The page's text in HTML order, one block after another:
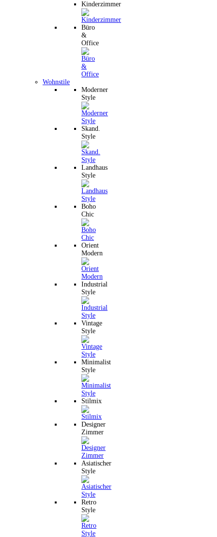
Kinderzimmer
Büro
&
Office
Wohnstile
Moderner
Style
Skand.
Style
Landhaus
Style
Boho
Chic
Orient
Modern
Industrial
Style
Vintage
Style
Minimalist
Style
Stilmix
Designer
Zimmer
Asiatischer
Style
Retro
Style